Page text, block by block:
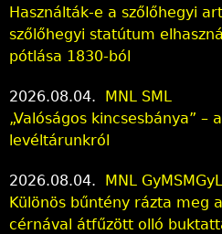
Használták-e a szőlőhegyi
szőlőhegyi statútum
pótlása 1830-ból
2026.08.04.
MNL SML
„Valóságos kincsesbánya” –
levéltárunkról
2026.08.04.
MNL GyMSMGyL
Különös bűntény rázta meg
cérnával átfűzött olló